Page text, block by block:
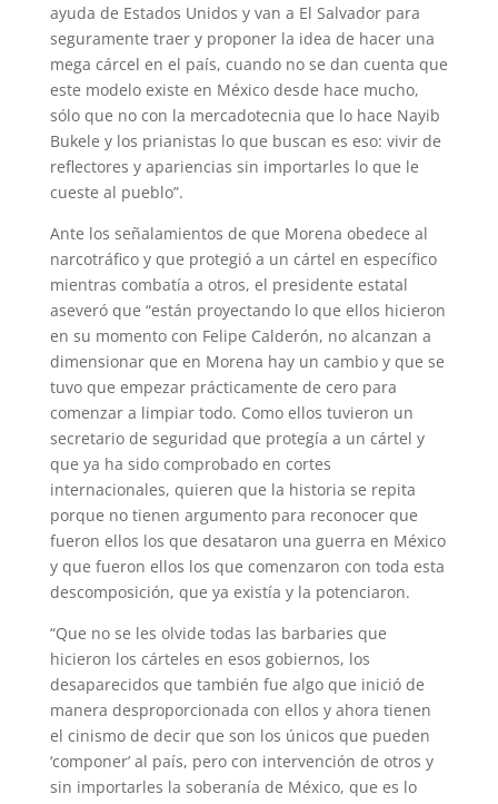
ayuda de Estados Unidos y van a El Salvador para
seguramente traer y proponer la idea de hacer una
mega cárcel en el país, cuando no se dan cuenta que
este modelo existe en México desde hace mucho,
sólo que no con la mercadotecnia que lo hace Nayib
Bukele y los prianistas lo que buscan es eso: vivir de
reflectores y apariencias sin importarles lo que le
cueste al pueblo”.
Ante los señalamientos de que Morena obedece al
narcotráfico y que protegió a un cártel en específico
mientras combatía a otros, el presidente estatal
aseveró que “están proyectando lo que ellos hicieron
en su momento con Felipe Calderón, no alcanzan a
dimensionar que en Morena hay un cambio y que se
tuvo que empezar prácticamente de cero para
comenzar a limpiar todo. Como ellos tuvieron un
secretario de seguridad que protegía a un cártel y
que ya ha sido comprobado en cortes
internacionales, quieren que la historia se repita
porque no tienen argumento para reconocer que
fueron ellos los que desataron una guerra en México
y que fueron ellos los que comenzaron con toda esta
descomposición, que ya existía y la potenciaron.
“Que no se les olvide todas las barbaries que
hicieron los cárteles en esos gobiernos, los
desaparecidos que también fue algo que inició de
manera desproporcionada con ellos y ahora tienen
el cinismo de decir que son los únicos que pueden
‘componer’ al país, pero con intervención de otros y
sin importarles la soberanía de México, que es lo